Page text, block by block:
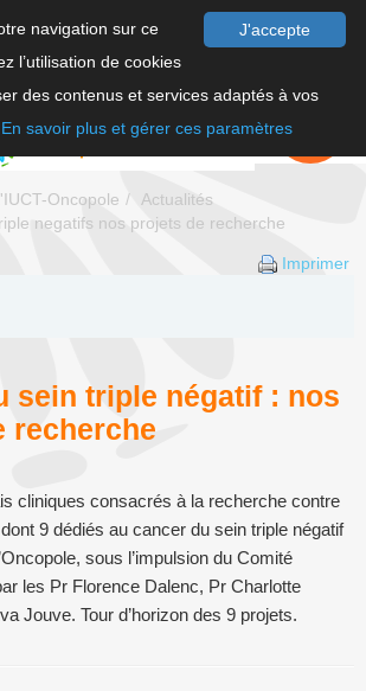
J'accepte
navigation sur ce
l’utilisation de cookies
des contenus et services adaptés à vos
En savoir plus et gérer ces paramètres
FAIRE UN
DON
Oncopole
Actualités
negatifs nos projets de recherche
Imprimer
sein triple négatif : nos
recherche
cliniques consacrés à la recherche contre
9 dédiés au cancer du sein triple négatif
sous l’impulsion du Comité
les Pr Florence Dalenc, Pr Charlotte
Jouve. Tour d’horizon des 9 projets.